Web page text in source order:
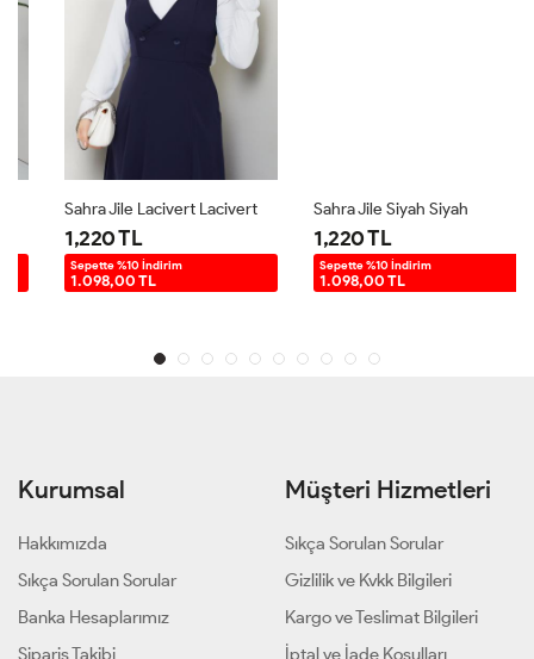
Sahra Jile Lacivert Lacivert
1,220 TL
Sepette %10 İndirim
1.098,00 TL
Sahra Jile Siyah Siyah
1,220 TL
Sepette %10 İndirim
1.098,00 TL
Kurumsal
Hakkımızda
Sıkça Sorulan Sorular
Banka Hesaplarımız
Sipariş Takibi
Müşteri Hizmetleri
Sıkça Sorulan Sorular
Gizlilik ve Kvkk Bilgileri
Kargo ve Teslimat Bilgileri
İptal ve İade Koşulları